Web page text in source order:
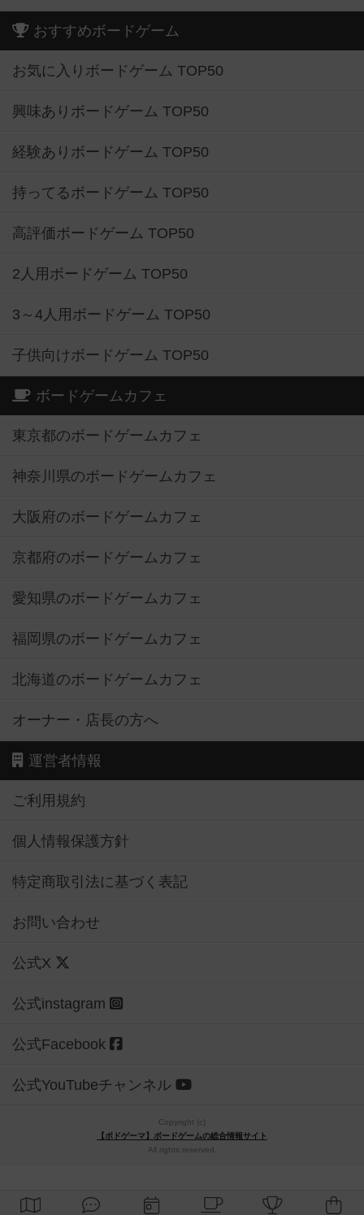
おすすめボードゲーム
お気に入りボードゲーム TOP50
興味ありボードゲーム TOP50
経験ありボードゲーム TOP50
持ってるボードゲーム TOP50
高評価ボードゲーム TOP50
2人用ボードゲーム TOP50
3～4人用ボードゲーム TOP50
子供向けボードゲーム TOP50
ボードゲームカフェ
東京都のボードゲームカフェ
神奈川県のボードゲームカフェ
大阪府のボードゲームカフェ
京都府のボードゲームカフェ
愛知県のボードゲームカフェ
福岡県のボードゲームカフェ
北海道のボードゲームカフェ
オーナー・店長の方へ
運営者情報
ご利用規約
個人情報保護方針
特定商取引法に基づく表記
お問い合わせ
公式X
公式instagram
公式Facebook
公式YouTubeチャンネル
Copyright (c)
【ボドゲーマ】ボードゲームの総合情報サイト
All rights reserved.